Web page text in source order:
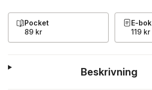
Pocket
89 kr
E-bok
119 kr
Beskrivning